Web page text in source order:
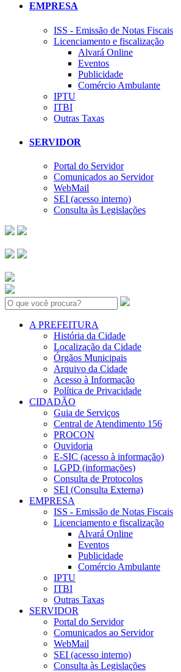
EMPRESA
ISS - Emissão de Notas Fiscais
Licenciamento e fiscalização
Alvará Online
Eventos
Publicidade
Comércio Ambulante
IPTU
ITBI
Outras Taxas
SERVIDOR
Portal do Servidor
Comunicados ao Servidor
WebMail
SEI (acesso interno)
Consulta às Legislações
Search:
A PREFEITURA
História da Cidade
Localização da Cidade
Órgãos Municipais
Arquivo da Cidade
Acesso à Informação
Política de Privacidade
CIDADÃO
Guia de Serviços
Central de Atendimento 156
PROCON
Ouvidoria
E-SIC (acesso à informação)
LGPD (informações)
Consulta de Protocolos
SEI (Consulta Externa)
EMPRESA
ISS - Emissão de Notas Fiscais
Licenciamento e fiscalização
Alvará Online
Eventos
Publicidade
Comércio Ambulante
IPTU
ITBI
Outras Taxas
SERVIDOR
Portal do Servidor
Comunicados ao Servidor
WebMail
SEI (acesso interno)
Consulta às Legislações